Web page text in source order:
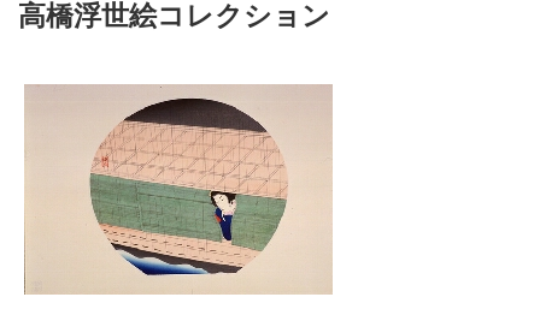
高橋浮世絵コレクション